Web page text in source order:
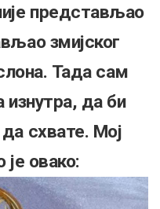
представљао
змијског
Тада сам
изнутра, да би
схвате. Мој
је овако: